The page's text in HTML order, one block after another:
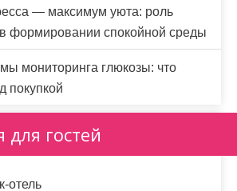
— максимум уюта: роль
в формировании спокойной среды
мониторинга глюкозы: что
покупкой
гостей
отель